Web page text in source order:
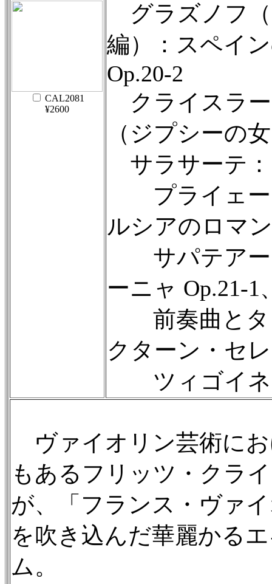
CAL2081
¥2600
グラズノフ
編）：スペイ
Op.20-2
クライスラ
（ジプシーの
サラサーテ：
プライェー
ルシアのロマ
サパテアー
ーニャ Op.21-1
前奏曲とタ
クターン・セ
ツィゴイネ
ヴァイオリン芸術に
もあるフリッツ・クラ
が、「フランス・ヴァ
を吹き込んだ華麗かる
ム。